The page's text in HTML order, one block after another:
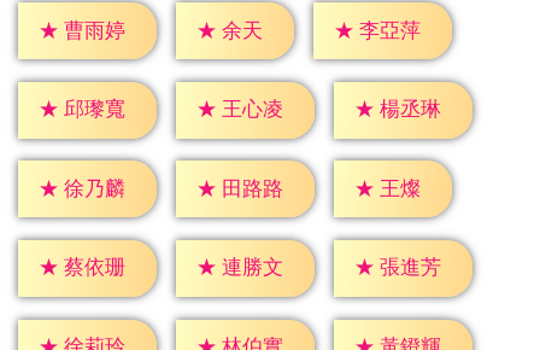
★ 曹雨婷 ★ 余天 ★ 李亞萍
★ 邱瓈寬 ★ 王心凌 ★ 楊丞琳
★ 徐乃麟 ★ 田路路 ★ 王燦
★ 蔡依珊 ★ 連勝文 ★ 張進芳